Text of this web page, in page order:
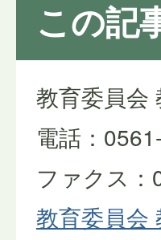
この記
教育委員会
電話：
ファクス
教育委員会